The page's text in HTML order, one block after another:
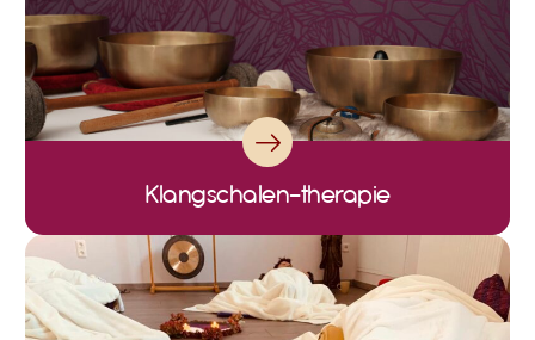
Klangschalen-therapie